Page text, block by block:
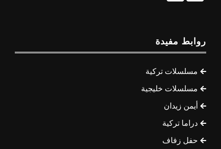
روابط مفيدة
مسلسلات تركية
مسلسلات خليجية
أيمن زيدان
دراما تركية
حفل زفاف